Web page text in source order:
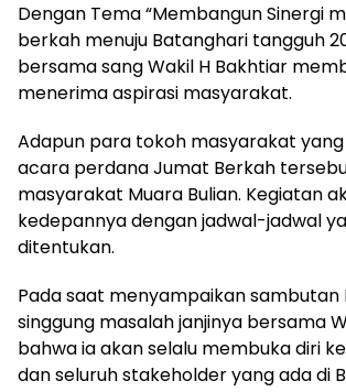
Dengan Tema “Membangun Sinergi
berkah menuju Batanghari tangguh
bersama sang Wakil H Bakhtiar
menerima aspirasi masyarakat.
Adapun para tokoh masyarakat yang
acara perdana Jumat Berkah
masyarakat Muara Bulian. Kegiatan
kedepannya dengan jadwal-jadwal
ditentukan.
Pada saat menyampaikan sambutan
singgung masalah janjinya bersama
bahwa ia akan selalu membuka diri
dan seluruh stakeholder yang ada di